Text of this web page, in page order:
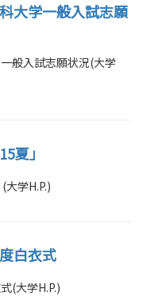
大学一般入試志願
般入試志願状況(大学
夏」
学H.P.)
白衣式
(大学H.P.)